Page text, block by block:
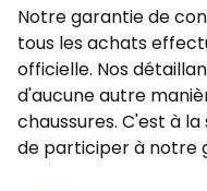
Notre garantie de
tous les achats
officielle. Nos
d'aucune autre
chaussures. C'est à
de participer à notre